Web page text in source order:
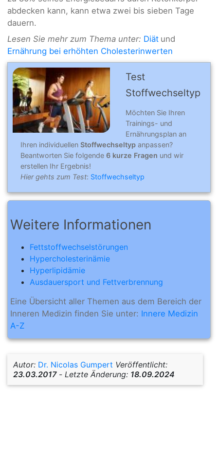
abdecken kann, kann etwa zwei bis sieben Tage
dauern.
Lesen Sie mehr zum Thema unter: Diät und
Ernährung bei erhöhten Cholesterinwerten
Test
Stoffwechseltyp
Möchten Sie Ihren
Trainings- und
Ernährungsplan an
Ihren individuellen Stoffwechseltyp anpassen?
Beantworten Sie folgende 6 kurze Fragen und wir
erstellen Ihr Ergebnis!
Hier gehts zum Test: Stoffwechseltyp
Weitere Informationen
Fettstoffwechselstörungen
Hypercholesterinämie
Hyperlipidämie
Ausdauersport und Fettverbrennung
Eine Übersicht aller Themen aus dem Bereich der
Inneren Medizin finden Sie unter: Innere Medizin
A-Z
Autor: Dr. Nicolas Gumpert Veröffentlicht:
23.03.2017- Letzte Änderung: 18.09.2024